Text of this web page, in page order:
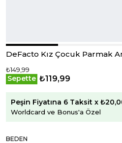
DeFacto Kız Çocuk Parmak
₺149,99
Sepette ₺119,99
Peşin Fiyatına 6 Taksit x
Worldcard ve Bonus'a Özel
BEDEN